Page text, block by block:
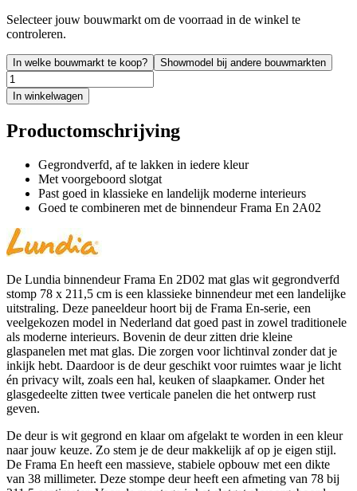
Selecteer jouw bouwmarkt om de voorraad in de winkel te
controleren.
In welke bouwmarkt te koop? Showmodel bij andere bouwmarkten
In winkelwagen
Productomschrijving
Gegrondverfd, af te lakken in iedere kleur
Met voorgeboord slotgat
Past goed in klassieke en landelijk moderne interieurs
Goed te combineren met de binnendeur Frama En 2A02
De Lundia binnendeur Frama En 2D02 mat glas wit gegrondverfd
stomp 78 x 211,5 cm is een klassieke binnendeur met een landelijke
uitstraling. Deze paneeldeur hoort bij de Frama En-serie, een
veelgekozen model in Nederland dat goed past in zowel traditionele
als moderne interieurs. Bovenin de deur zitten drie kleine
glaspanelen met mat glas. Die zorgen voor lichtinval zonder dat je
inkijk hebt. Daardoor is de deur geschikt voor ruimtes waar je licht
én privacy wilt, zoals een hal, keuken of slaapkamer. Onder het
glasgedeelte zitten twee verticale panelen die het ontwerp rust
geven.
De deur is wit gegrond en klaar om afgelakt te worden in een kleur
naar jouw keuze. Zo stem je de deur makkelijk af op je eigen stijl.
De Frama En heeft een massieve, stabiele opbouw met een dikte
van 38 millimeter. Deze stompe deur heeft een afmeting van 78 bij